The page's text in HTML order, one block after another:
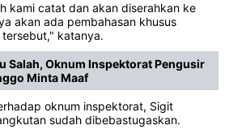
kami catat dan akan diserahkan ke
akan ada pembahasan khusus
katanya.
Salah, Oknum Inspektorat Pengusir
Minta Maaf
oknum inspektorat, Sigit
sudah dibebastugaskan.